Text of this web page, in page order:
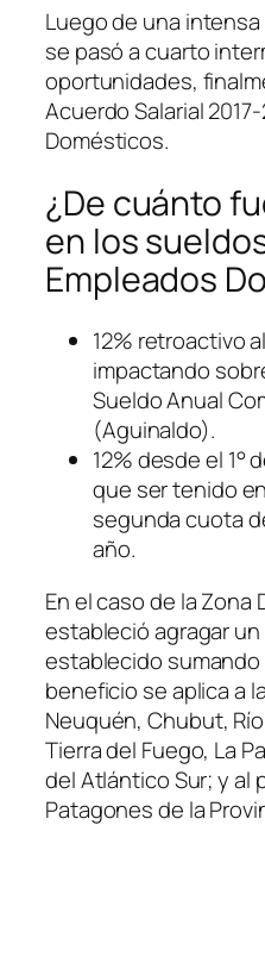
Luego de una
se pasó a cuarto
oportunidades,
Acuerdo Salarial
Domésticos.
¿De cuánto
en los
Empleados
12% retroactivo
impactando
Sueldo Anual
(Aguinaldo).
12% desde el 1°
que ser tenido
segunda cuota
año.
En el caso de la Zona
estableció agragar un
establecido sumando
beneficio se aplica a
Neuquén, Chubut,
Tierra del Fuego, La
del Atlántico Sur; y al
Patagones de la